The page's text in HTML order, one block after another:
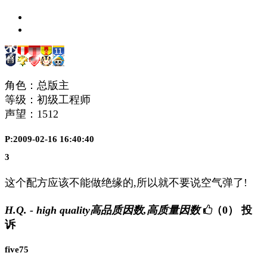
角色：总版主
等级：初级工程师
声望： 1512
P:2009-02-16 16:40:40
3
这个配方应该不能做绝缘的,所以就不要说空气弹了!
H.Q. - high quality高品质因数,高质量因数 （0）
投
诉
five75